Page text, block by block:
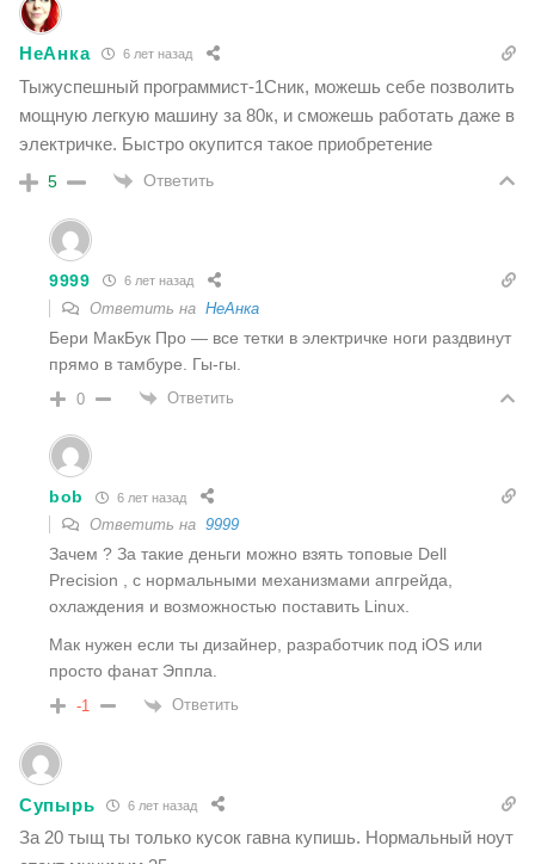
НеАнка 6 лет назад
Тыжуспешный программист-1Сник, можешь себе позволить
мощную легкую машину за 80к, и сможешь работать даже в
электричке. Быстро окупится такое приобретение
5 Ответить
9999 6 лет назад
Ответить на НеАнка
Бери МакБук Про — все тетки в электричке ноги раздвинут
прямо в тамбуре. Гы-гы.
0 Ответить
bob 6 лет назад
Ответить на 9999
Зачем ? За такие деньги можно взять топовые Dell
Precision , с нормальными механизмами апгрейда,
охлаждения и возможностью поставить Linux.
Мак нужен если ты дизайнер, разработчик под iOS или
просто фанат Эппла.
-1 Ответить
Супырь 6 лет назад
За 20 тыщ ты только кусок гавна купишь. Нормальный ноут